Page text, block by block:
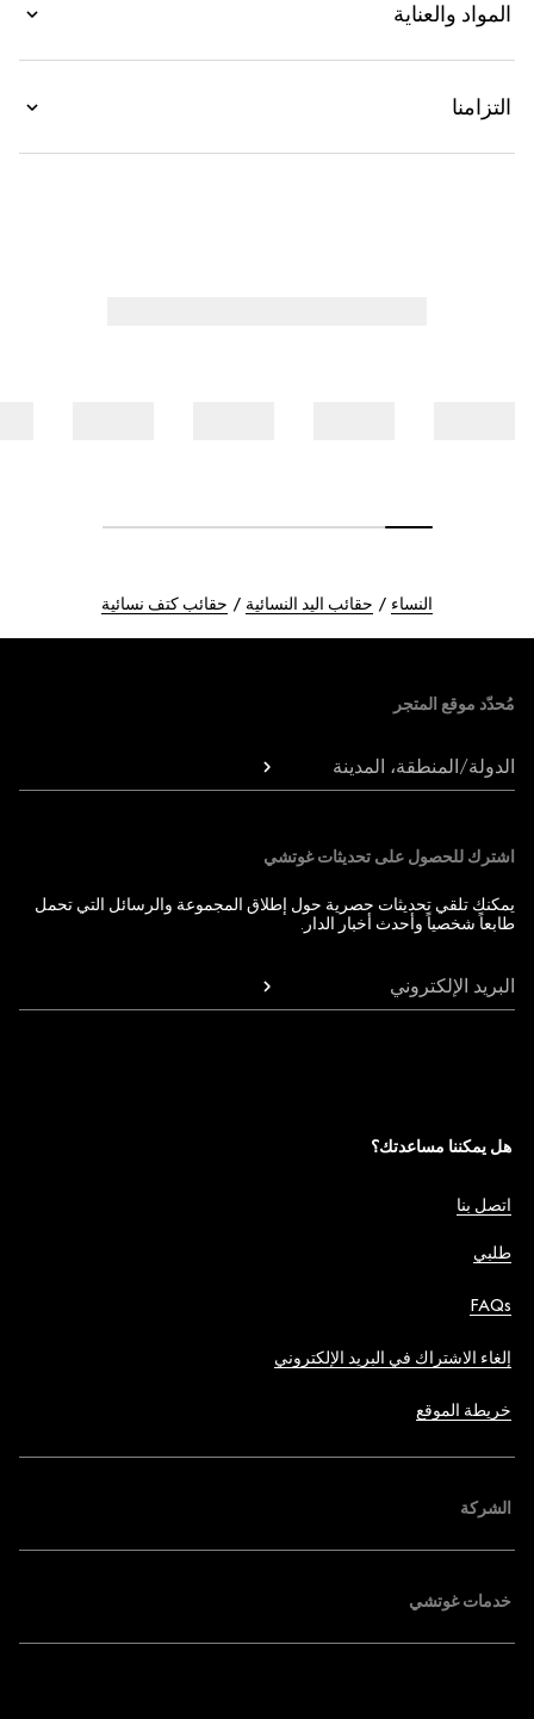
المواد والعناية
التزامنا
النساء حقائب اليد النسائية حقائب كتف نسائية
مُحدّد موقع المتجر
الدولة/المنطقة، المدينة
اشترك للحصول على تحديثات غوتشي
يمكنك تلقي تحديثات حصرية حول إطلاق المجموعة والرسائل التي تحمل
طابعاً شخصياً وأحدث أخبار الدار.
البريد الإلكتروني
هل يمكننا مساعدتك؟
اتصل بنا
طلبي
FAQs
إلغاء الاشتراك في البريد الإلكتروني
خريطة الموقع
الشركة
خدمات غوتشي